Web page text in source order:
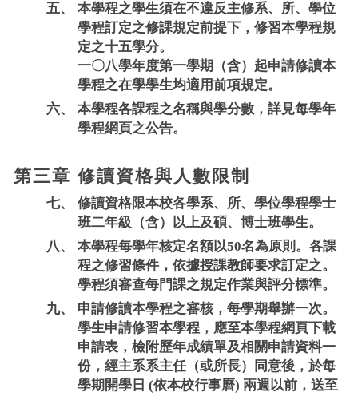
五、
本學程之學生須在不違反主修系、所、學位
學程訂定之修課規定前提下，修習本學程規
定之十五學分。
一〇八學年度第一學期（含）起申請修讀本
學程之在學學生均適用前項規定。
六、
本學程各課程之名稱與學分數，詳見每學年
學程網頁之公告。
第三章 修讀資格與人數限制
七、
修讀資格限本校各學系、所、學位學程學士
班二年級（含）以上及碩、博士班學生。
八、
本學程每學年核定名額以50名為原則。各課
程之修習條件，依據授課教師要求訂定之。
學程須審查每門課之規定作業與評分標準。
九、
申請修讀本學程之審核，每學期舉辦一次。
學生申請修習本學程，應至本學程網頁下載
申請表，檢附歷年成績單及相關申請資料一
份，經主系系主任（或所長）同意後，於每
學期開學日 (依本校行事曆) 兩週以前，送至